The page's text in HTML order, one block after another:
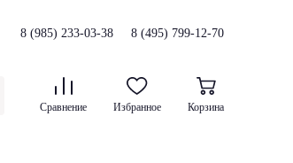
8 (985) 233-03-38 8 (495) 799-12-70
Сравнение Избранное Корзина